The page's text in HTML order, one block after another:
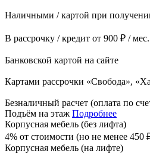
Наличными / картой при
В рассрочку / кредит от 900 ₽ / мес.
Банковской картой на сайте
Картами рассрочки «Свобода»,
Безналичный расчет (оплата по
Подъём на этаж Подробнее
Корпусная мебель (без лифта)
4% от стоимости (но не менее 450
Корпусная мебель (на лифте)